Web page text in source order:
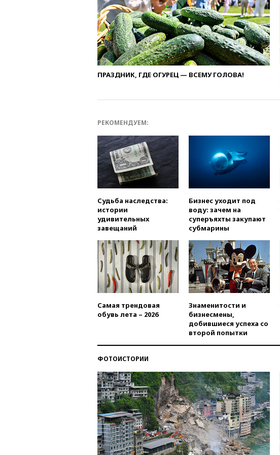
ПРАЗДНИК, ГДЕ ОГУРЕЦ — ВСЕМУ ГОЛОВА!
РЕКОМЕНДУЕМ:
Судьба наследства:
истории
удивительных
завещаний
Бизнес уходит под
воду: зачем на
суперъяхты закупают
субмарины
Самая трендовая
обувь лета – 2026
Знаменитости и
бизнесмены,
добившиеся успеха со
второй попытки
ФОТОИСТОРИИ